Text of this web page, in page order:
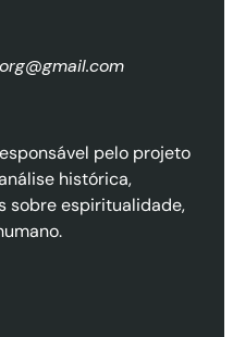
pelo projeto
histórica,
sobre espiritualidade,